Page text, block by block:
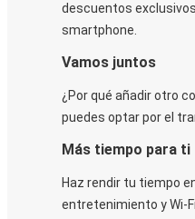
descuentos
smartphone.
Vamos juntos
¿Por qué añadir otro
puedes optar por el
Más tiempo para ti
Haz rendir tu tiempo
entretenimiento y Wi-